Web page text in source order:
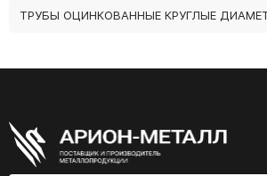
ТРУБЫ ОЦИНКОВАННЫЕ КРУГЛЫЕ